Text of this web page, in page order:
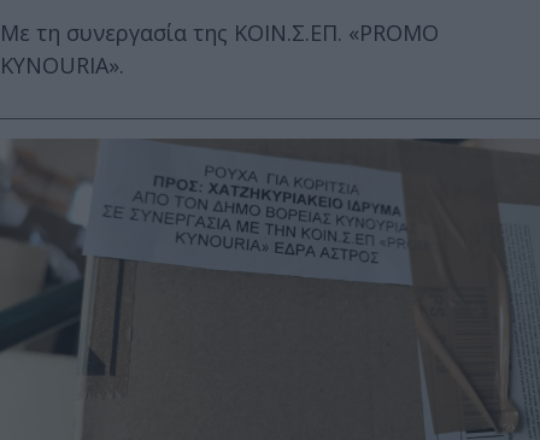
Με τη συνεργασία της ΚΟΙΝ.Σ.ΕΠ. «PROMO
KYNOURIA».